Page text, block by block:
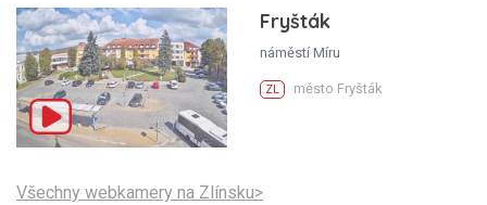
Fryšták
náměstí Míru
ZL město Fryšták
Všechny webkamery na Zlínsku>